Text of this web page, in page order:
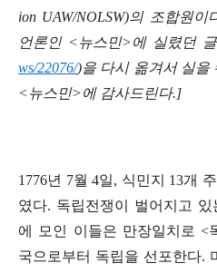
ion UAW/NOLSW)의 조합원
언론인 <뉴스민>에 실렸던
ws/22076/)을 다시 옮겨서 실을
<뉴스민>에 감사드린다.]
1776년 7월 4일, 식민지 13개
였다. 독립전쟁이 벌어지고
에 모인 이들은 만장일치로 <
국으로부터 독립을 선포한다.